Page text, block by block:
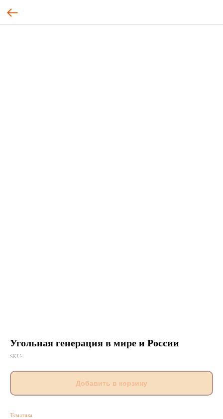
Угольная генерация в мире и России
SKU:
Добавить в корзину
Тематика